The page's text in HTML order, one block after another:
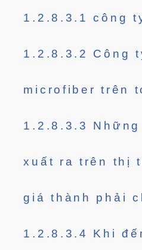
1.2.8.3.1 công
1.2.8.3.2 Công
microfiber trên
1.2.8.3.3
xuất ra trên thị
giá thành phải
1.2.8.3.4 Khi